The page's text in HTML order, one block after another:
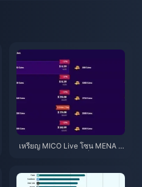
เหรียญ MICO Live โซน MENA ห